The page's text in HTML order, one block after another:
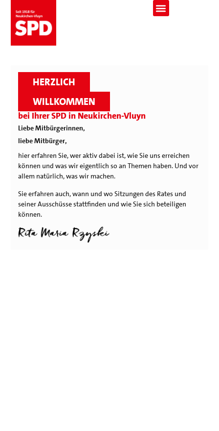
HERZLICH
WILLKOMMEN
bei Ihrer SPD in Neukirchen-Vluyn
Liebe Mitbürgerinnen,
liebe Mitbürger,
hier erfahren Sie, wer aktiv dabei ist, wie Sie uns erreichen
können und was wir eigentlich so an Themen haben. Und vor
allem natürlich, was wir machen.
Sie erfahren auch, wann und wo Sitzungen des Rates und
seiner Ausschüsse stattfinden und wie Sie sich beteiligen
können.